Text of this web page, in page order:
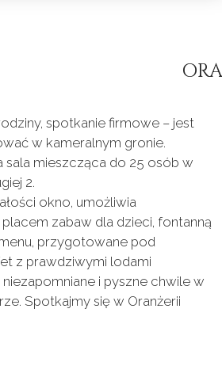
spotkanie firmowe – jest
w kameralnym gronie.
sala mieszcząca do 25 osób w
2.
okno, umożliwia
zabaw dla dzieci, fontanną
przygotowane pod
z prawdziwymi lodami
i pyszne chwile w
Spotkajmy się w Oranżerii